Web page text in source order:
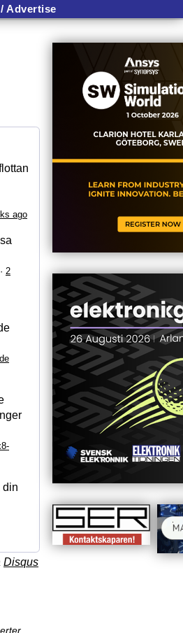
Advertise
ago
· 2
din
Disqus